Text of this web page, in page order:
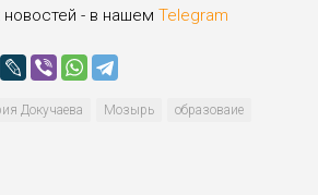
- в нашем Telegram
Докучаева Мозырь образоваие